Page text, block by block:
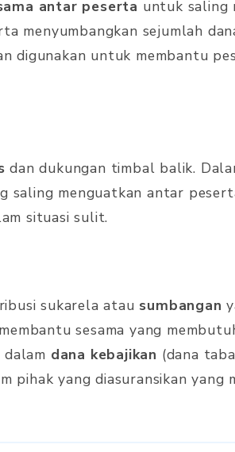
antar peserta untuk saling
menyumbangkan sejumlah
digunakan untuk membantu
dan dukungan timbal balik.
saling menguatkan antar
situasi sulit.
sukarela atau sumbangan
sesama yang
dana kebajikan (dana
pihak yang diasuransikan yang